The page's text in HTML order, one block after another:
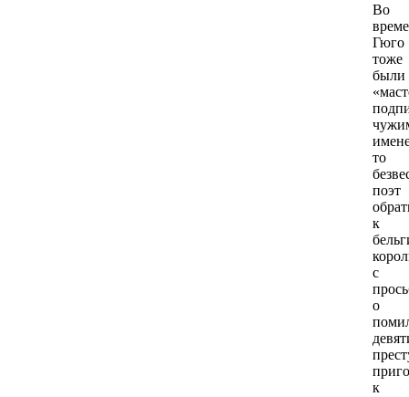
Во
Гюго
тоже
были
то
поэт
к
с
о
к